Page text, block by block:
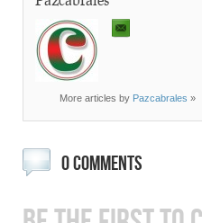
More articles by Pazcabrales »
0 COMMENTS